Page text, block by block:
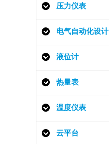
压力仪表
电气自动化设计
液位计
热量表
温度仪表
云平台